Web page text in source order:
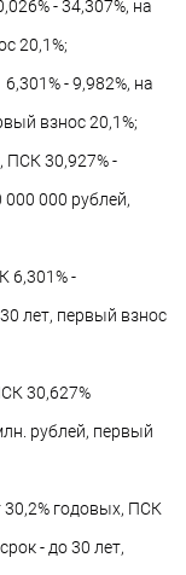
- 34,307%, на
20,1%;
- 9,982%, на
взнос 20,1%;
ПСК 30,927% -
000 000 рублей,
6,301% -
лет, первый взнос
30,627%
рублей, первый
30,2% годовых, ПСК
- до 30 лет,